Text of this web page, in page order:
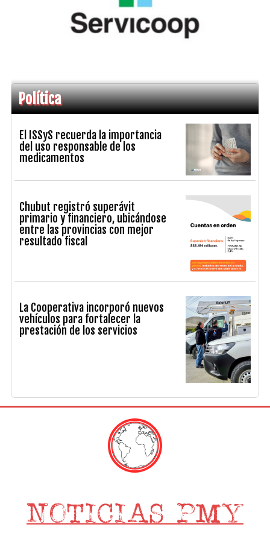
Política
El ISSyS recuerda la importancia
del uso responsable de los
medicamentos
Chubut registró superávit
primario y financiero, ubicándose
entre las provincias con mejor
resultado fiscal
La Cooperativa incorporó nuevos
vehículos para fortalecer la
prestación de los servicios